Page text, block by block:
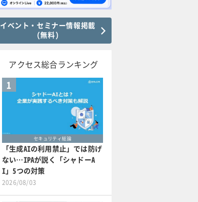
イベント・セミナー情報掲載
(無料)
アクセス総合ランキング
1
セキュリティ総論
「生成AIの利用禁止」では防げ
ない…IPAが説く「シャドーA
I」5つの対策
2026/08/03